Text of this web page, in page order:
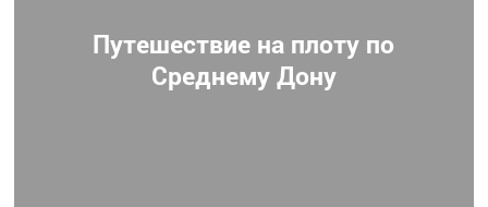
Путешествие на плоту по
Среднему Дону